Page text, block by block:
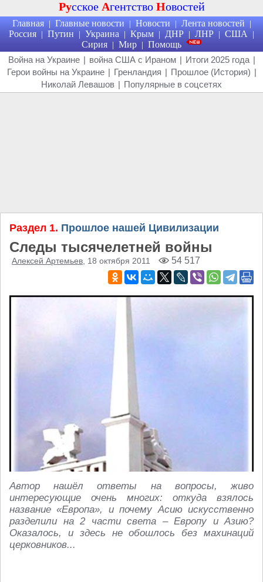
Русское Агентство Новостей
Главная | Главные новости | Новости | Лента новостей |
Россия | Путин | Украина | Крым | ДНР | ЛНР | США |
Сирия | Мир | Помощь
Война на Украине | война США с Ираном | Итоги 2025 года |
Герои войны на Украине | Гренландия | Прошлое (История) |
Николай Левашов | Популярные в соцсетях
Раздел 1. Прошлое нашей Цивилизации
Следы тысячелетней войны
Алексей Артемьев , 18 октября 2011 54 517
Автор нашёл ответы на вопросы, живо
интересующие очень многих: откуда взялось
название «Европа», и почему Асию искусственно
разделили на 2 части света – Европу и Азию?
Оказалось, и здесь не обошлось без махинаций
церковников...